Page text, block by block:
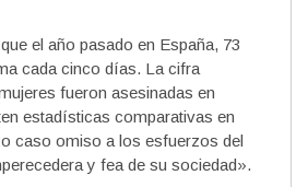
el año pasado en España, 73
cada cinco días. La cifra
fueron asesinadas en
estadísticas comparativas en
caso omiso a los esfuerzos del
y fea de su sociedad».